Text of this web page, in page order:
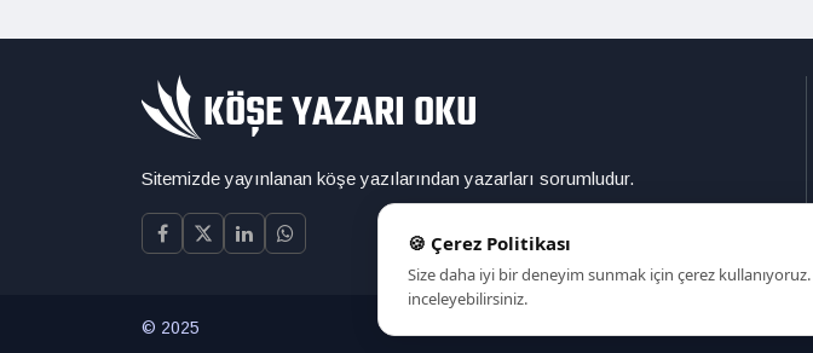
Sitemizde yayınlanan köşe yazılarından yazarları sorumludur.
© 2025
🍪 Çerez Politikası
Size daha iyi bir deneyim sunmak için çerez kullanıyoruz.
inceleyebilirsiniz.